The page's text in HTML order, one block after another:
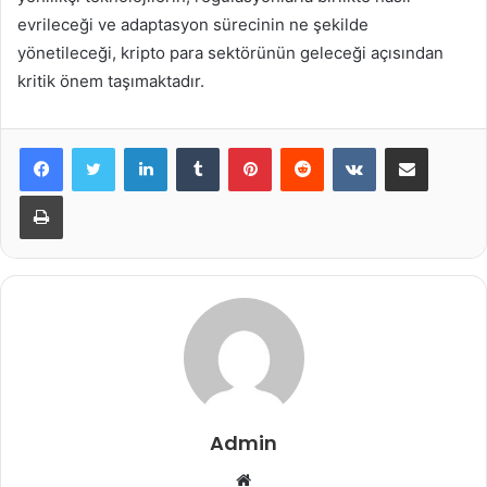
evrileceği ve adaptasyon sürecinin ne şekilde
yönetileceği, kripto para sektörünün geleceği açısından
kritik önem taşımaktadır.
LinkedInTumblr PinterestReddit VKontakteE-Posta ile paylaş
Yazdır
Admin
Web